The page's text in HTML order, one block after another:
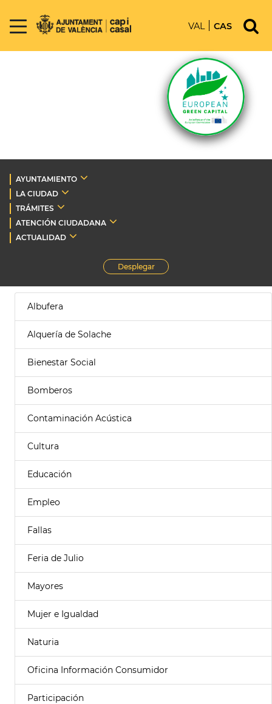
VAL CAS
AYUNTAMIENTO
LA CIUDAD
TRÁMITES
ATENCIÓN CIUDADANA
ACTUALIDAD
Desplegar
Albufera
Alquería de Solache
Bienestar Social
Bomberos
Contaminación Acústica
Cultura
Educación
Empleo
Fallas
Feria de Julio
Mayores
Mujer e Igualdad
Naturia
Oficina Información Consumidor
Participación